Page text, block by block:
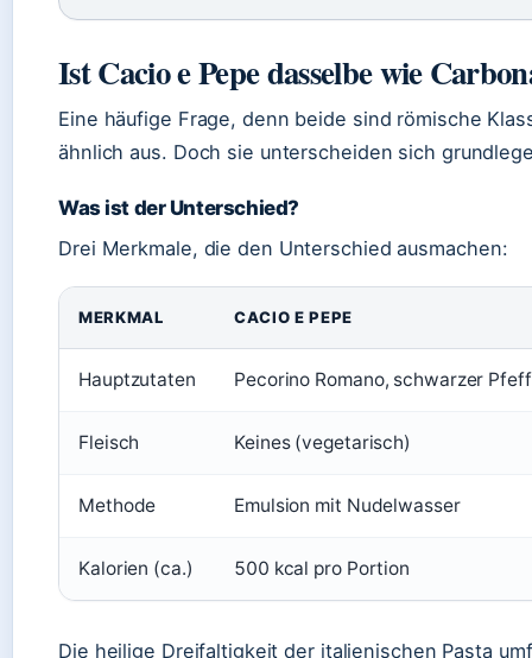
Ist Cacio e Pepe dasselbe wie
Eine häufige Frage, denn beide sind römische
ähnlich aus. Doch sie unterscheiden sich
Was ist der Unterschied?
Drei Merkmale, die den Unterschied ausmachen:
MERKMAL CACIO E PEPE
Hauptzutaten Pecorino Romano, schwarzer
Fleisch Keines (vegetarisch)
Methode Emulsion mit Nudelwasser
Kalorien (ca.) 500 kcal pro Portion
Die heilige Dreifaltigkeit der italienischen Pasta